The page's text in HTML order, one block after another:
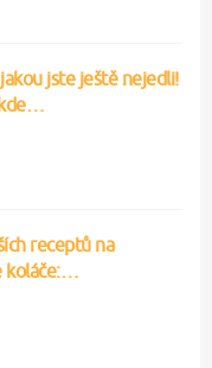
jste ještě nejedli!
receptů na
koláče:…